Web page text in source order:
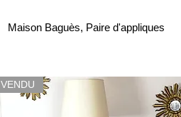
Maison Baguès, Paire d'appliques
VENDU